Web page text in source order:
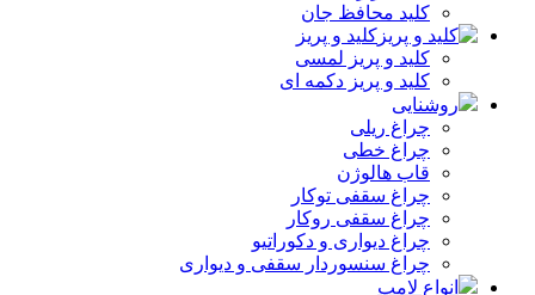
کلید محافظ جان
کلید و پریز
کلید و پریز لمسی
کلید و پریز دکمه‌ ای
روشنایی
چراغ ریلی
چراغ خطی
قاب هالوژن
چراغ سقفی توکار
چراغ سقفی روکار
چراغ دیواری و دکوراتیو
چراغ سنسوردار سقفی و دیواری
انواع لامپ